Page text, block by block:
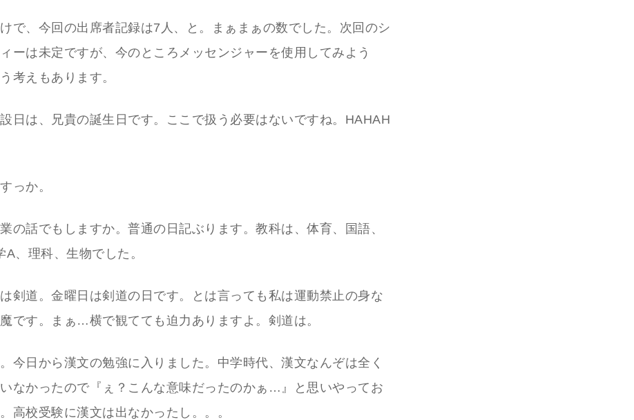
で、今回の出席者記録は7人、と。まぁまぁの数でした。次回のシ
ーは未定ですが、今のところメッセンジャーを使用してみよう
考えもあります。
日は、兄貴の誕生日です。ここで扱う必要はないですね。HAHAH
っか。
の話でもしますか。普通の日記ぶります。教科は、体育、国語、
A、理科、生物でした。
剣道。金曜日は剣道の日です。とは言っても私は運動禁止の身な
です。まぁ…横で観てても迫力ありますよ。剣道は。
今日から漢文の勉強に入りました。中学時代、漢文なんぞは全く
なかったので『ぇ？こんな意味だったのかぁ…』と思いやってお
高校受験に漢文は出なかったし。。。